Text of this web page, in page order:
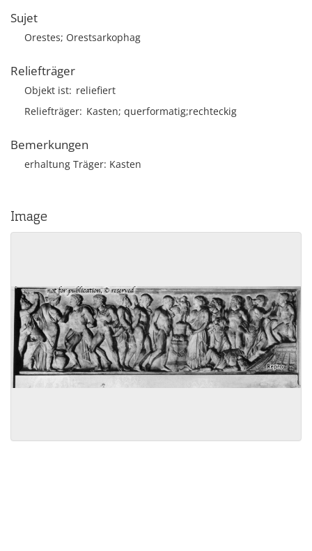
Sujet
Orestes; Orestsarkophag
Reliefträger
Objekt ist reliefiert
Reliefträger Kasten; querformatig;rechteckig
Bemerkungen
erhaltung Träger: Kasten
Image